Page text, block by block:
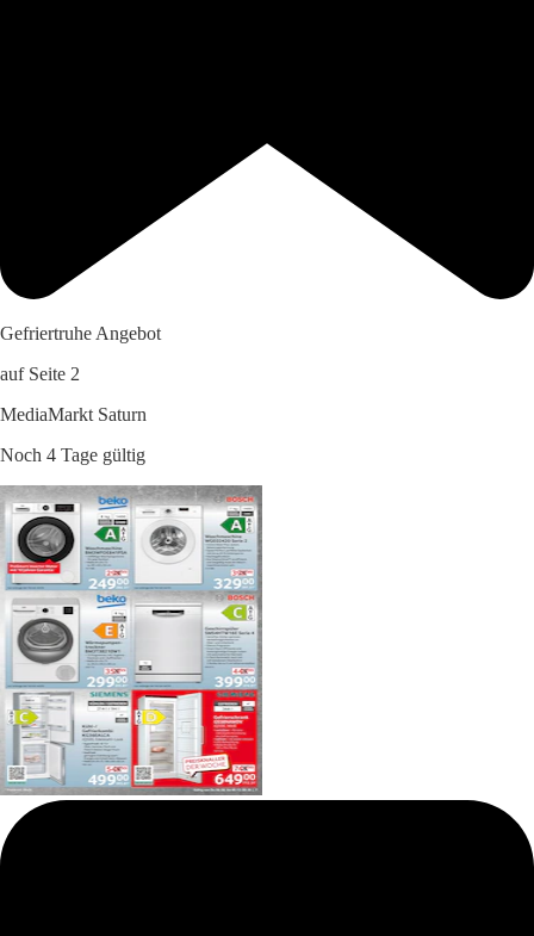
Gefriertruhe Angebot
auf Seite 2
MediaMarkt Saturn
Noch 4 Tage gültig